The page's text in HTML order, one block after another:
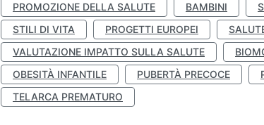
PROMOZIONE DELLA SALUTE
BAMBINI
STILI DI VITA
PROGETTI EUROPEI
VALUTAZIONE IMPATTO SULLA SALUTE
OBESITÀ INFANTILE
PUBERTÀ PRECOCE
TELARCA PREMATURO